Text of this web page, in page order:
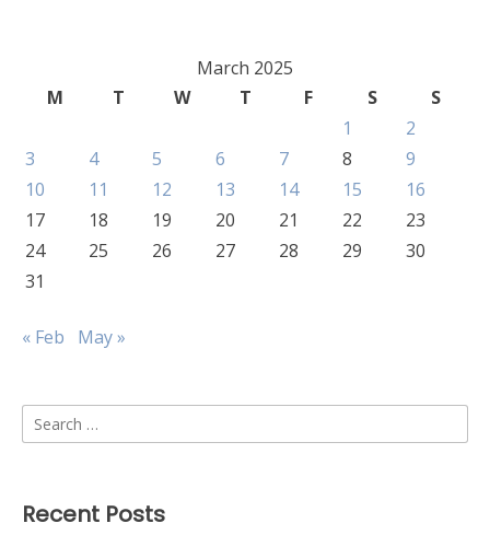
March 2025
M
T W T F S
S
1
2
3
4 5 6 7 8
9
10
11 12 13 14 15
16
17
18 19 20 21 22
23
24
25 26 27 28 29
30
31
« Feb May »
Search
for:
Recent Posts